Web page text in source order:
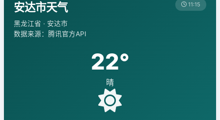
安达市天气
黑龙江省 · 安达市
数据来源：腾讯官方API
11:15
22°
晴